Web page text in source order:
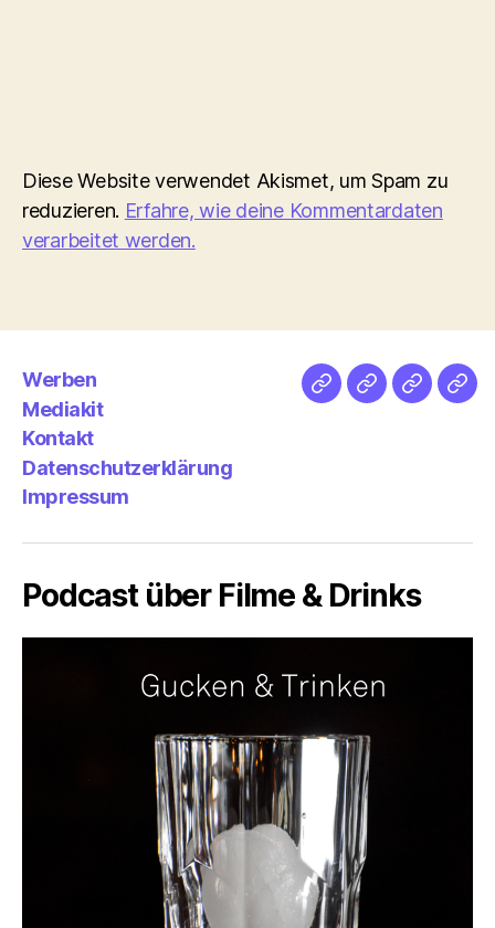
Diese Website verwendet Akismet, um Spam zu
reduzieren. Erfahre, wie deine Kommentardaten
verarbeitet werden.
Werben
Mediakit
Kontakt
Datenschutzerklärung
Impressum
NetzMedien
Podcast über Filme & Drinks